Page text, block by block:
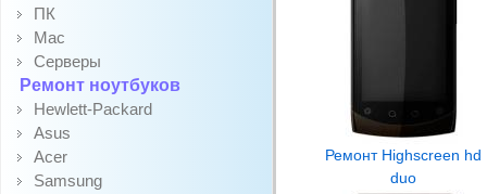
ПК
Mac
Серверы
Ремонт ноутбуков
Hewlett-Packard
Asus
Acer
Samsung
Ремонт Highscreen hd
duo